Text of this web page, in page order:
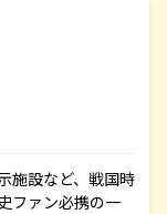
施設など、戦国時
ファン必携の一